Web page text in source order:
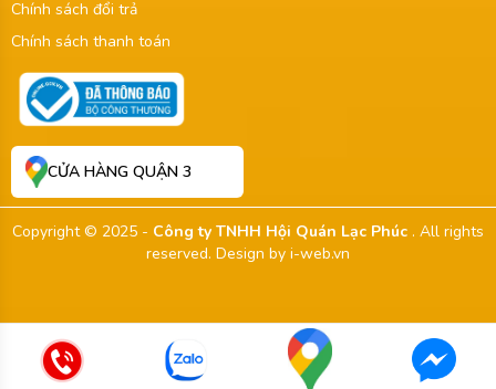
Chính sách đổi trả
Chính sách thanh toán
CỬA HÀNG QUẬN 3
Copyright © 2025 - Công ty TNHH Hội Quán Lạc Phúc . All rights
reserved. Design by i-web.vn